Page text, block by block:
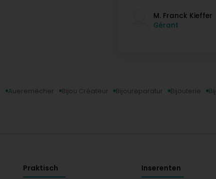
M. Franck Kieffer
Gérant
Aueremëcher Bijou Créateur Bijoureparatur Bijouterie
Praktisch Inserenten